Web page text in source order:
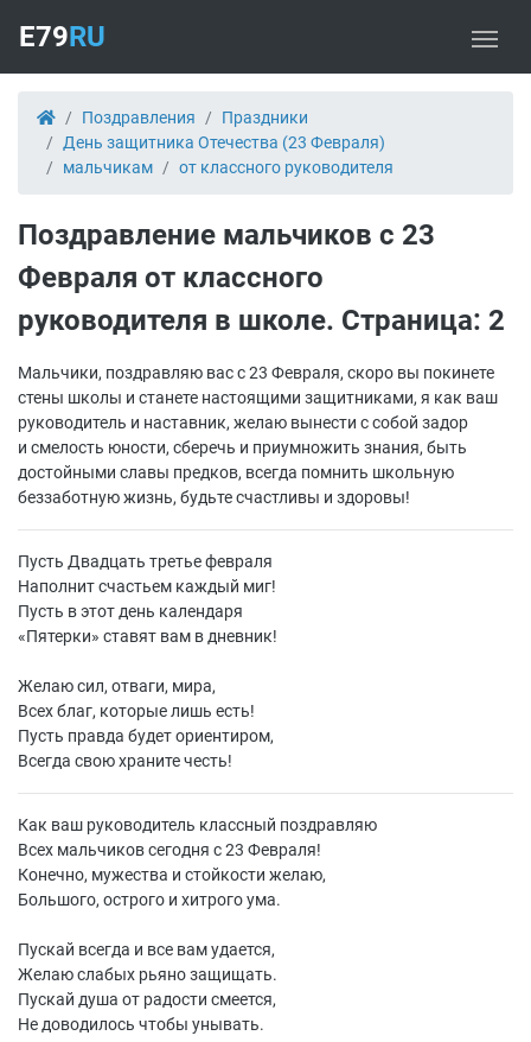
E79RU
Поздравления
Праздники
День защитника Отечества (23 Февраля)
мальчикам
от классного руководителя
Поздравление мальчиков с 23
Февраля от классного
руководителя в школе. Страница: 2
Мальчики, поздравляю вас с 23 Февраля, скоро вы покинете
стены школы и станете настоящими защитниками, я как ваш
руководитель и наставник, желаю вынести с собой задор
и смелость юности, сберечь и приумножить знания, быть
достойными славы предков, всегда помнить школьную
беззаботную жизнь, будьте счастливы и здоровы!
Пусть Двадцать третье февраля
Наполнит счастьем каждый миг!
Пусть в этот день календаря
«Пятерки» ставят вам в дневник!
Желаю сил, отваги, мира,
Всех благ, которые лишь есть!
Пусть правда будет ориентиром,
Всегда свою храните честь!
Как ваш руководитель классный поздравляю
Всех мальчиков сегодня с 23 Февраля!
Конечно, мужества и стойкости желаю,
Большого, острого и хитрого ума.
Пускай всегда и все вам удается,
Желаю слабых рьяно защищать.
Пускай душа от радости смеется,
Не доводилось чтобы унывать.